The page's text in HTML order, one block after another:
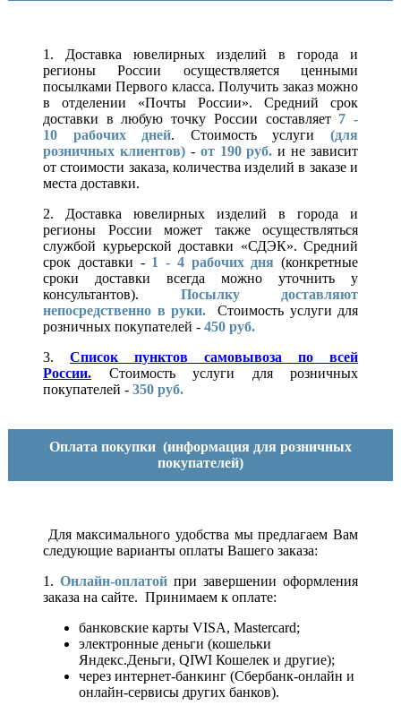
1. Доставка ювелирных изделий в города и
регионы России осуществляется ценными
посылками Первого класса. Получить заказ можно
в отделении «Почты России». Средний срок
доставки в любую точку России составляет 7 -
10 рабочих дней. Стоимость услуги(для
розничных клиентов)- от 190 руб. и не зависит
от стоимости заказа, количества изделий в заказе и
места доставки.
2. Доставка ювелирных изделий в города и
регионы России может также осуществляться
службой курьерской доставки «СДЭК». Средний
срок доставки - 1 - 4 рабочих дня (конкретные
сроки доставки всегда можно уточнить у
консультантов). Посылку доставляют
непосредственно в руки.
Стоимость услуги для
розничных покупателей - 450 руб.
3. Список пунктов самовывоза по всей
России.
Стоимость услуги для розничных
покупателей - 350 руб.
Оплата покупки (информация для розничных
покупателей)
Для максимального удобства мы предлагаем Вам
следующие варианты оплаты Вашего заказа:
1. Онлайн-оплатой при завершении оформления
заказа на сайте. Принимаем к оплате:
банковские карты VISA, Mastercard;
электронные деньги (кошельки
Яндекс.Деньги, QIWI Кошелек и другие);
через интернет-банкинг (Сбербанк-онлайн и
онлайн-сервисы других банков).